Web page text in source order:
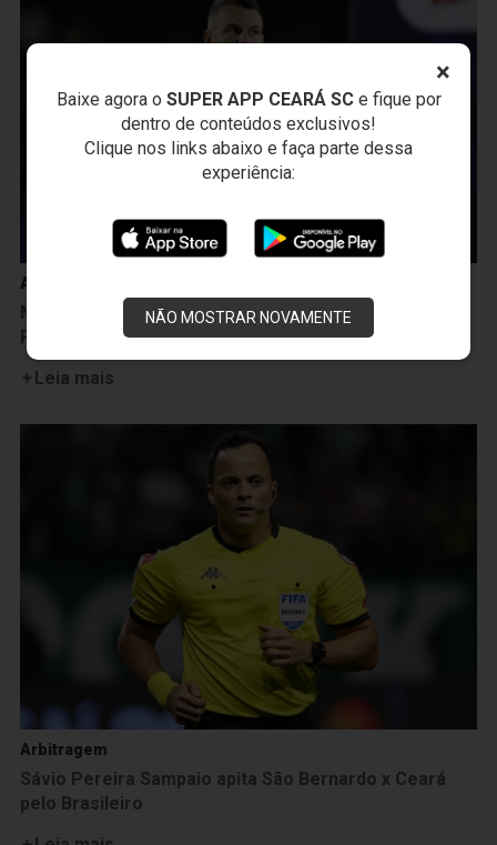
×
Baixe agora o SUPER APP CEARÁ SCe fique por
dentro de conteúdos exclusivos!
Clique nos links abaixo e faça parte dessa
experiência:
NÃO MOSTRAR NOVAMENTE
Arbitragem
Mineiro Paulo Cesar Zanovelli apita Ceará x Ponte
Preta na Arena Castelão
Leia mais
Arbitragem
Sávio Pereira Sampaio apita São Bernardo x Ceará
pelo Brasileiro